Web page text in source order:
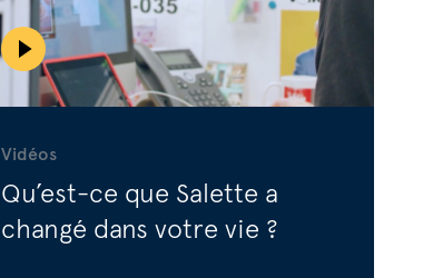
Vidéos
Qu’est-ce que Salette a
changé dans votre vie ?